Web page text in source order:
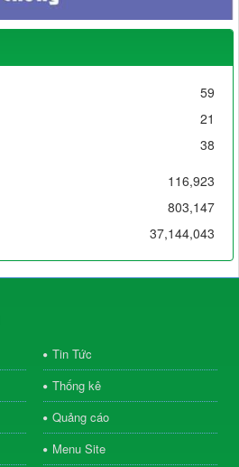
59
21
38
116,923
803,147
37,144,043
Tin Tức
Thống kê
Quảng cáo
Menu Site